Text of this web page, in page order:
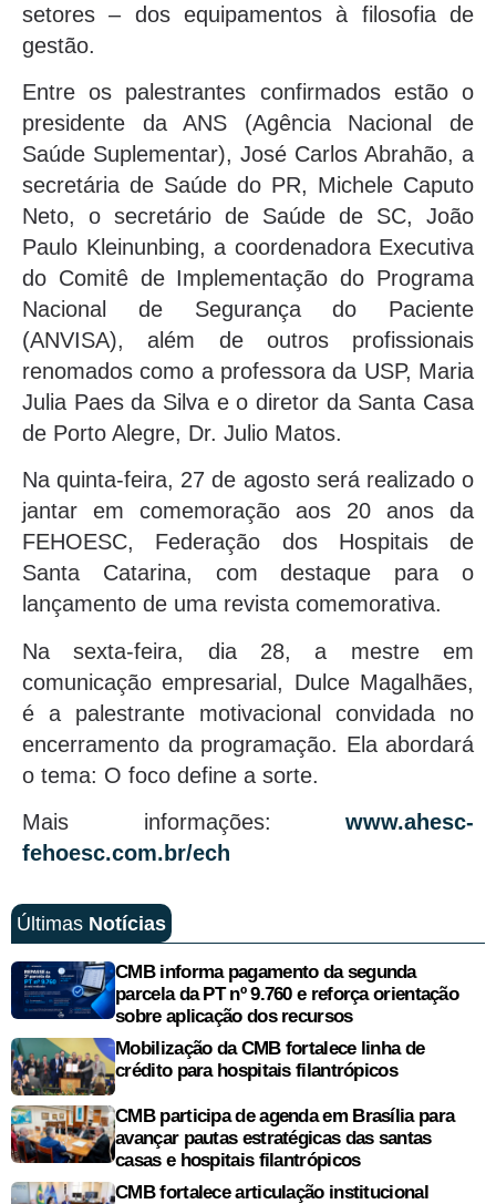
setores – dos equipamentos à filosofia de
gestão.
Entre os palestrantes confirmados estão o
presidente da ANS (Agência Nacional de
Saúde Suplementar), José Carlos Abrahão, a
secretária de Saúde do PR, Michele Caputo
Neto, o secretário de Saúde de SC, João
Paulo Kleinunbing, a coordenadora Executiva
do Comitê de Implementação do Programa
Nacional de Segurança do Paciente
(ANVISA), além de outros profissionais
renomados como a professora da USP, Maria
Julia Paes da Silva e o diretor da Santa Casa
de Porto Alegre, Dr. Julio Matos.
Na quinta-feira, 27 de agosto será realizado o
jantar em comemoração aos 20 anos da
FEHOESC, Federação dos Hospitais de
Santa Catarina, com destaque para o
lançamento de uma revista comemorativa.
Na sexta-feira, dia 28, a mestre em
comunicação empresarial, Dulce Magalhães,
é a palestrante motivacional convidada no
encerramento da programação. Ela abordará
o tema: O foco define a sorte.
Mais informações: www.ahesc-
fehoesc.com.br/ech
Últimas Notícias
CMB informa pagamento da segunda
parcela da PT nº 9.760 e reforça orientação
sobre aplicação dos recursos
Mobilização da CMB fortalece linha de
crédito para hospitais filantrópicos
CMB participa de agenda em Brasília para
avançar pautas estratégicas das santas
casas e hospitais filantrópicos
CMB fortalece articulação institucional